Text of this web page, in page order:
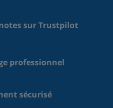
sur Trustpilot
professionnel
sécurisé